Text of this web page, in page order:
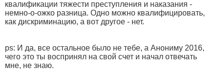
квалификации тяжести преступления и наказания -
немно-о-ожко разница. Одно можно квалифицировать,
как дискриминацию, а вот другое - нет.
ps: И да, все остальное было не тебе, а Анониму 2016,
чего это ты воспринял на свой счет и начал отвечать
мне, не знаю.